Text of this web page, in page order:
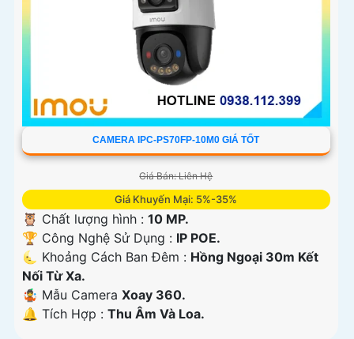
CAMERA IPC-PS70FP-10M0 GIÁ TỐT
Giá Bán: Liên Hệ
Giá Khuyến Mại: 5%-35%
🦉 Chất lượng hình : 10 MP.
🏆 Công Nghệ Sử Dụng : IP POE.
🌜 Khoảng Cách Ban Đêm : Hồng Ngoại 30m Kết
Nối Từ Xa.
🤹 Mẫu Camera Xoay 360.
️🔔 Tích Hợp : Thu Âm Và Loa.